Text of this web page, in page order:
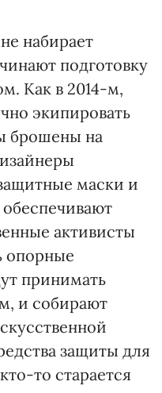
набирает
подготовку
Как в 2014-м,
экипировать
брошены на
маски и
активисты
опорные
принимать
и собирают
защиты для
то старается